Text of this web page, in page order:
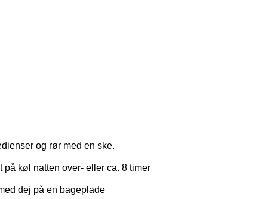
og rør med en ske.
på køl natten over- eller ca. 8 timer
dej på en bageplade